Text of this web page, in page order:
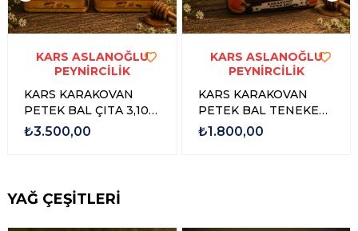
KARS ASLANOĞLU
PEYNİRCİLİK
KARS KARAKOVAN
PETEK BAL ÇITA 3,100
gr - 3,500 gr
₺3.500,00
KARS ASLANOĞLU
PEYNİRCİLİK
KARS KARAKOVAN
PETEK BAL TENEKE
1,500 GR - 1,750 GR
₺1.800,00
YAĞ ÇEŞİTLERİ